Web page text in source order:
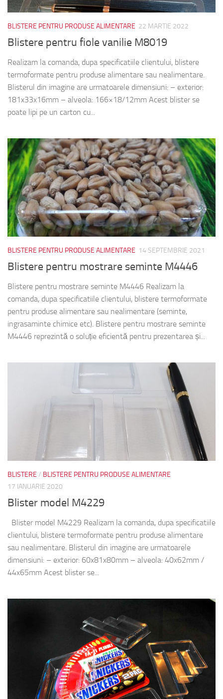
BLISTERE PENTRU PRODUSE ALIMENTARE 22 MARTIE 2022
Blistere pentru fiole vanilie M8019
Realizam la comanda, dupa specificatiile clientului, blistere
termoformate pentru produse alimentare sau nealimentare.
Blisterul din imagine are urmatoarele dimensiuni: – exterior:
181x33x16mm – alveola: 166×18/12mm Acest blister se
poate lipi pe un carton cu...
BLISTERE PENTRU PRODUSE ALIMENTARE 14 SEPTEMBRIE 2021
Blistere pentru mostrare seminte M4446
Blistere pentru mostrare seminte M4446 Realizam la
comanda, dupa specificatiile clientului, blistere termoformate
pentru produse alimentare sau nealimentare (seminte,
ingrasaminte chimice etc). Blistere pentru mostrare seminte
M4446 reprezintă o soluție eficientă pentru prezentarea și...
BLISTERE / BLISTERE PENTRU PRODUSE ALIMENTARE
17 IANUARIE 2020
Blister model M4229
Blister model M4229 Realizam la comanda, dupa specificatiile
clientului, blistere termoformate pentru produse alimentare
sau nealimentare. Blisterul din imagine are urmatoarele
dimensiuni: – exterior: 60x81x80mm – alveola: 40x62mm /
44x65mm Acest blister se...